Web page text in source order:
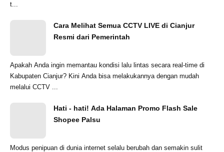
t...
Cara Melihat Semua CCTV LIVE di Cianjur
Resmi dari Pemerintah
Apakah Anda ingin memantau kondisi lalu lintas secara real-time di
Kabupaten Cianjur? Kini Anda bisa melakukannya dengan mudah
melalui CCTV ...
Hati - hati! Ada Halaman Promo Flash Sale
Shopee Palsu
Modus penipuan di dunia internet selalu berubah dan semakin sulit